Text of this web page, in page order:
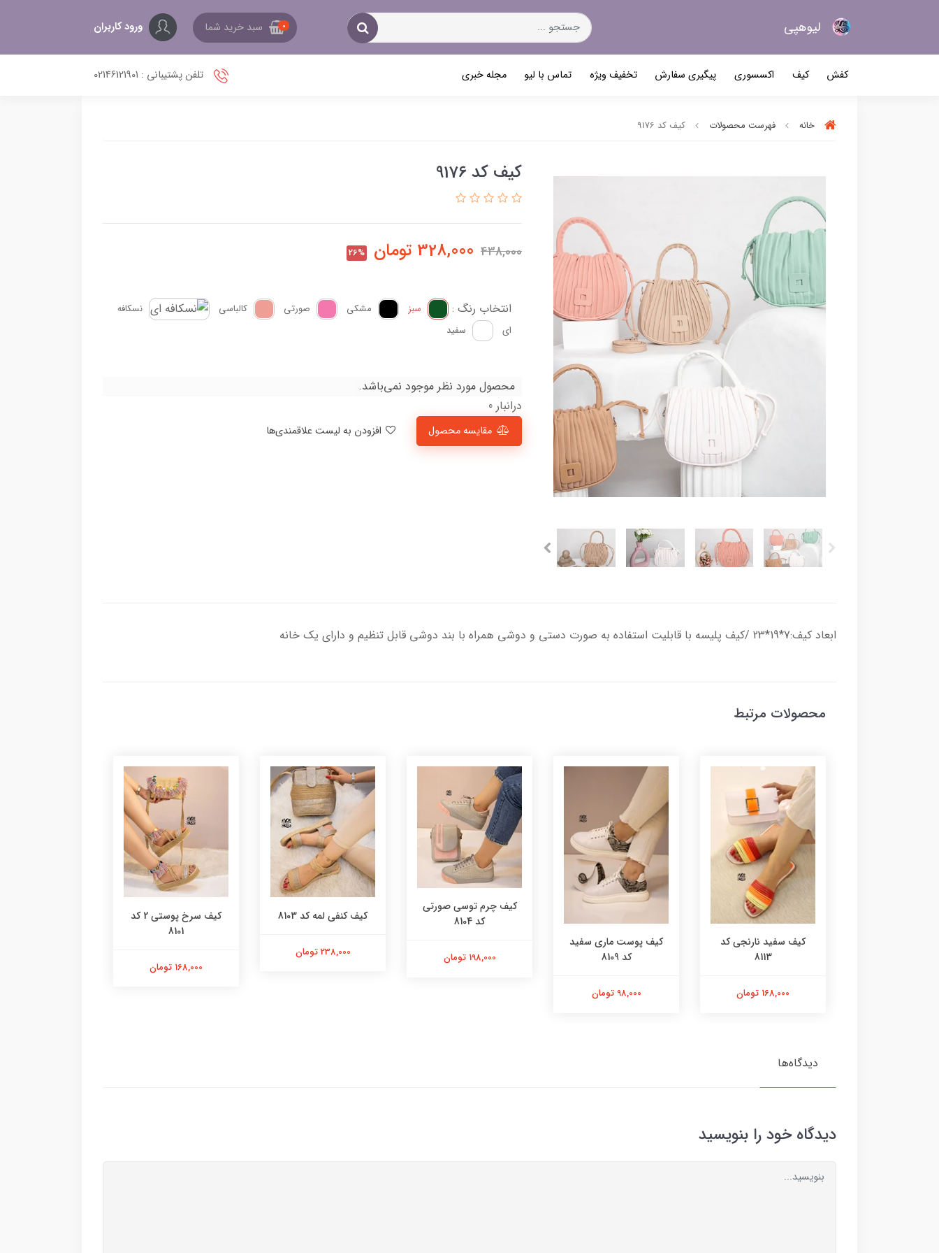
لیو‌هپی 0 سبد خرید شما ورود کاربران
کفش کیف اکسسوری پیگیری سفارش تخفیف ویژه تماس با لیو مجله خبری تلفن پشتیبانی : 02146121901
خانه فهرست محصولات کیف کد 9176
کیف کد 9176
438,000
328,000 تومان 26%
انتخاب رنگ : سبز مشکی صورتی کالباسی
نسکافه
ای
سفید
محصول مورد نظر موجود نمی‌باشد.
درانبار 0
مقایسه محصول
ابعاد کیف:7*19*23 /کیف پلیسه با قابلیت استفاده به صورت دستی و دوشی همراه با بند دوشی قابل تنظیم و دارای یک خانه
محصولات مرتبط
کیف سفید نارنجی کد
8113
168,000 تومان
کیف پوست ماری سفید
کد 8109
98,000 تومان
کیف چرم توسی صورتی
کد 8104
198,000 تومان
کیف کنفی لمه کد 8103
238,000 تومان
کیف سرخ پوستی 2 کد
8101
168,000 تومان
دیدگاه‌ها
دیدگاه خود را بنویسید